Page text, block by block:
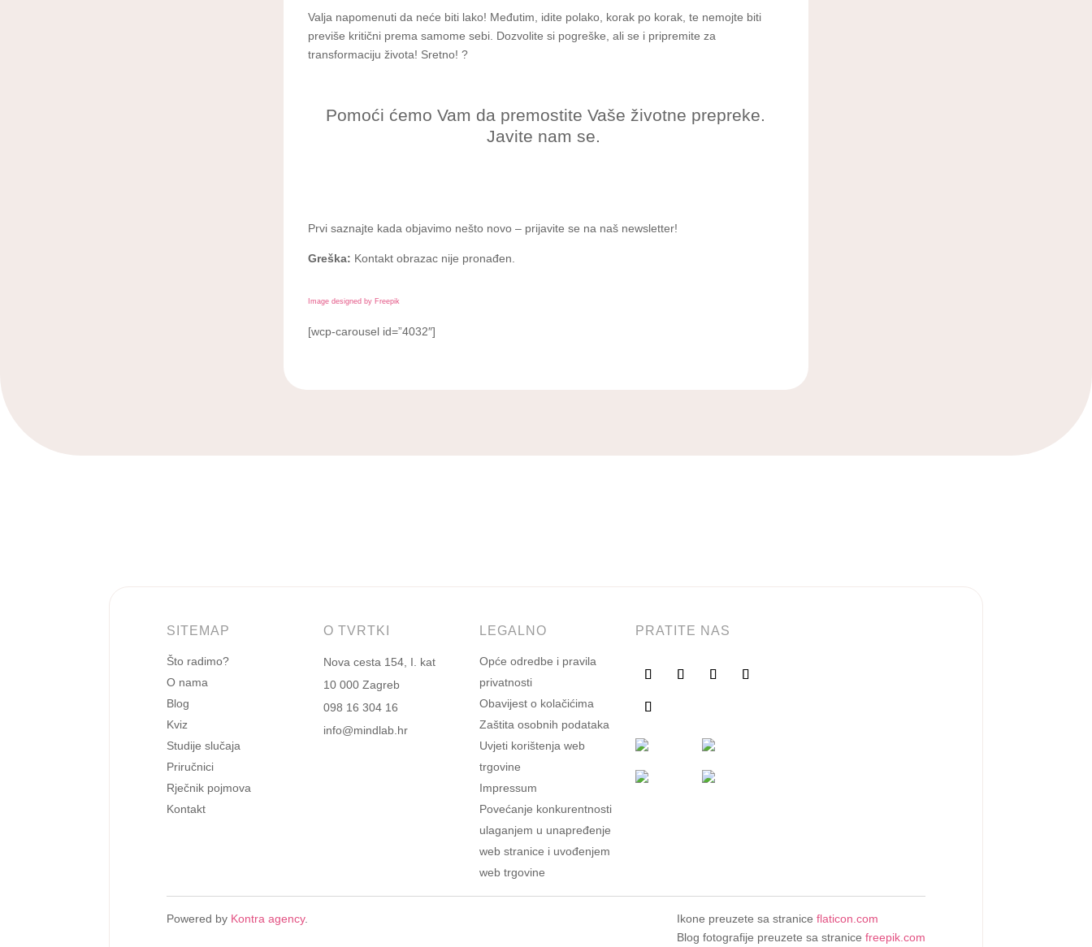
Valja napomenuti da neće biti lako! Međutim, idite polako, korak po korak, te nemojte biti
previše kritični prema samome sebi. Dozvolite si pogreške, ali se i pripremite za
transformaciju života! Sretno! ?
Pomoći ćemo Vam da premostite Vaše životne prepreke.
Javite nam se.
Prvi saznajte kada objavimo nešto novo – prijavite se na naš newsletter!
Greška: Kontakt obrazac nije pronađen.
Image designed by Freepik
[wcp-carousel id=”4032″]
SITEMAP
Što radimo?
O nama
Blog
Kviz
Studije slučaja
Priručnici
Rječnik pojmova
Kontakt
O TVRTKI
Nova cesta 154, I. kat
10 000 Zagreb
098 16 304 16
info@mindlab.hr
LEGALNO
Opće odredbe i pravila
privatnosti
Obavijest o kolačićima
Zaštita osobnih podataka
Uvjeti korištenja web
trgovine
Impressum
Povećanje konkurentnosti
ulaganjem u unapređenje
web stranice i uvođenjem
web trgovine
PRATITE NAS
Powered by Kontra agency. Ikone preuzete sa stranice flaticon.com
Blog fotografije preuzete sa stranice freepik.com